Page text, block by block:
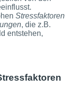
Stressfaktoren
, die z.B.
entstehen,